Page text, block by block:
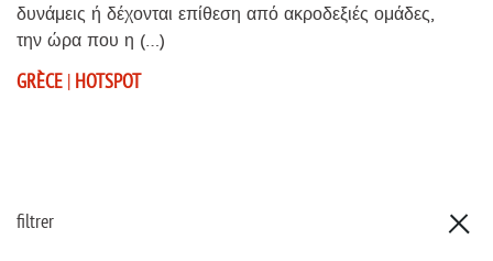
filtrer
δυνάμεις ή δέχονται επίθεση από ακροδεξιές ομάδες,
την ώρα που η (…)
GRÈCE | HOTSPOT